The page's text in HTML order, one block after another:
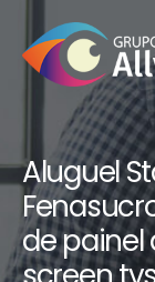
Aluguel
de painel